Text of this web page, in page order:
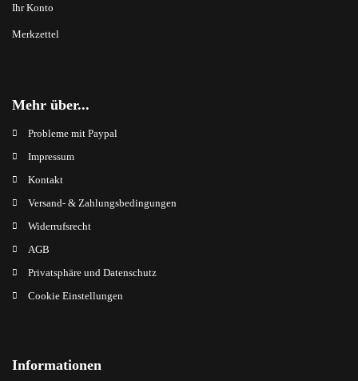
Ihr Konto
Merkzettel
Mehr über...
Probleme mit Paypal
Impressum
Kontakt
Versand- & Zahlungsbedingungen
Widerrufsrecht
AGB
Privatsphäre und Datenschutz
Cookie Einstellungen
Informationen